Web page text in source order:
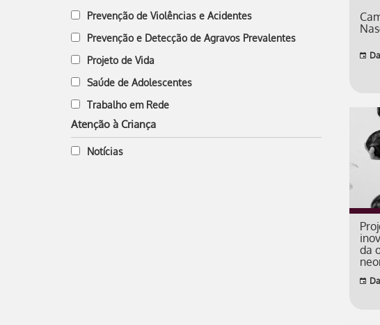
Prevenção de Violências e Acidentes
Prevenção e Detecção de Agravos Prevalentes
Projeto de Vida
Saúde de Adolescentes
Trabalho em Rede
Atenção à Criança
Notícias
da